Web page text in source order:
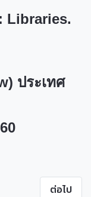
Libraries.
ประเทศ
ต่อไป